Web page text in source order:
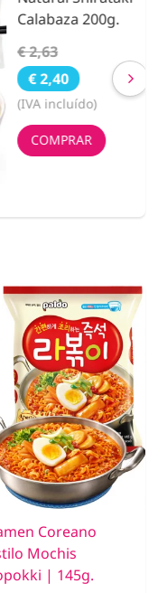
200g.
Coreano
Mochis
| 145g.